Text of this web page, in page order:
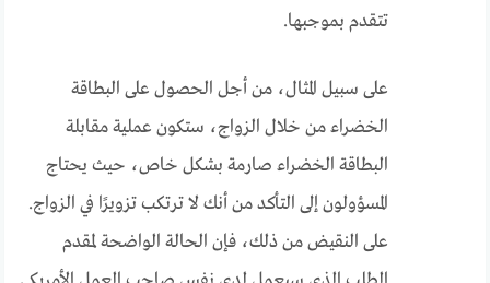
تتقدم بموجبها.
على سبيل المثال، من أجل الحصول على البطاقة
الخضراء من خلال الزواج، ستكون عملية مقابلة
البطاقة الخضراء صارمة بشكل خاص، حيث يحتاج
المسؤولون إلى التأكد من أنك لا ترتكب تزويرًا في الزواج.
على النقيض من ذلك، فإن الحالة الواضحة لمقدم